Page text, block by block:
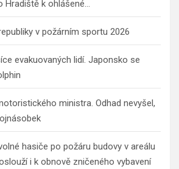
Hradiště k ohlášené…
v požárním sportu 2026
evakuovaných lidí. Japonsko se
ministra. Odhad nevyšel,
hasiče po požáru budovy v areálu
i k obnově zničeného vybavení